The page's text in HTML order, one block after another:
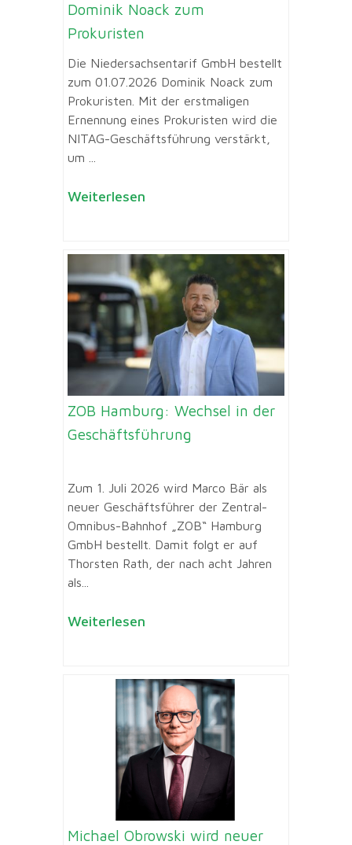
Dominik Noack zum
Prokuristen
Die Niedersachsentarif GmbH bestellt
zum 01.07.2026 Dominik Noack zum
Prokuristen. Mit der erstmaligen
Ernennung eines Prokuristen wird die
NITAG-Geschäftsführung verstärkt,
um ...
Weiterlesen
ZOB Hamburg: Wechsel in der
Geschäftsführung
Zum 1. Juli 2026 wird Marco Bär als
neuer Geschäftsführer der Zentral-
Omnibus-Bahnhof „ZOB“ Hamburg
GmbH bestellt. Damit folgt er auf
Thorsten Rath, der nach acht Jahren
als...
Weiterlesen
Michael Obrowski wird neuer